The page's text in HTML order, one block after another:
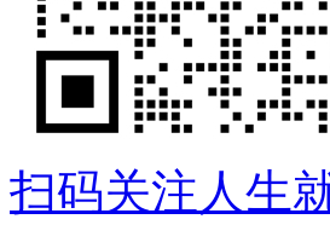
扫码关注人生